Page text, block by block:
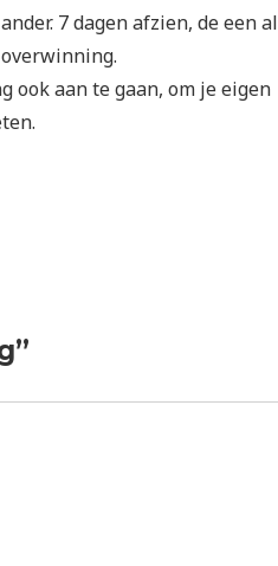
7 dagen afzien, de een al
ook aan te gaan, om je eigen